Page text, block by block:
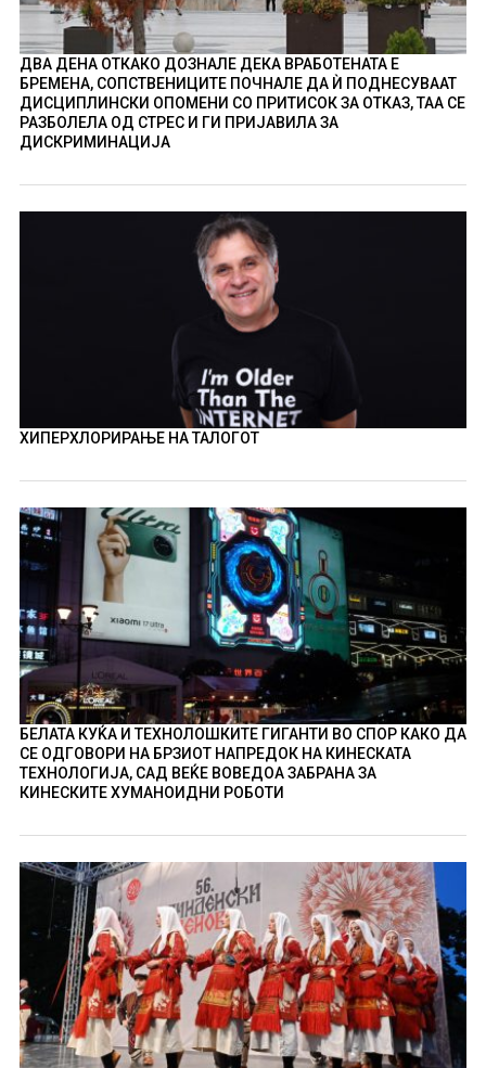
ДВА ДЕНА ОТКАКО ДОЗНАЛЕ ДЕКА ВРАБОТЕНАТА Е
БРЕМЕНА, СОПСТВЕНИЦИТЕ ПОЧНАЛЕ ДА Ѝ ПОДНЕСУВААТ
ДИСЦИПЛИНСКИ ОПОМЕНИ СО ПРИТИСОК ЗА ОТКАЗ, ТАА СЕ
РАЗБОЛЕЛА ОД СТРЕС И ГИ ПРИЈАВИЛА ЗА
ДИСКРИМИНАЦИЈА
ХИПЕРХЛОРИРАЊЕ НА ТАЛОГОТ
БЕЛАТА КУЌА И ТЕХНОЛОШКИТЕ ГИГАНТИ ВО СПОР КАКО ДА
СЕ ОДГОВОРИ НА БРЗИОТ НАПРЕДОК НА КИНЕСКАТА
ТЕХНОЛОГИЈА, САД ВЕЌЕ ВОВЕДОА ЗАБРАНА ЗА
КИНЕСКИТЕ ХУМАНОИДНИ РОБОТИ